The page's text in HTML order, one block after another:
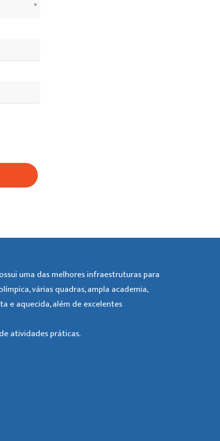
uma das melhores infraestruturas para
várias quadras, ampla academia,
e aquecida, além de excelentes
atividades práticas.